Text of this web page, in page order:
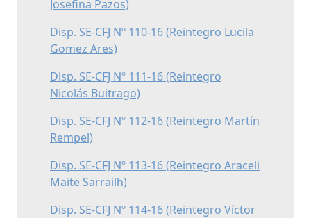
Josefina Pazos)
Disp. SE-CFJ Nº 110-16 (Reintegro Lucila
Gomez Ares)
Disp. SE-CFJ Nº 111-16 (Reintegro
Nicolás Buitrago)
Disp. SE-CFJ Nº 112-16 (Reintegro Martín
Rempel)
Disp. SE-CFJ Nº 113-16 (Reintegro Araceli
Maite Sarrailh)
Disp. SE-CFJ Nº 114-16 (Reintegro Víctor